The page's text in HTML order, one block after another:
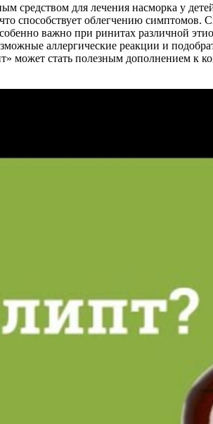
для лечения насморка у
способствует облегчению симптомов.
важно при ринитах различной
аллергические реакции и
может стать полезным дополнением к